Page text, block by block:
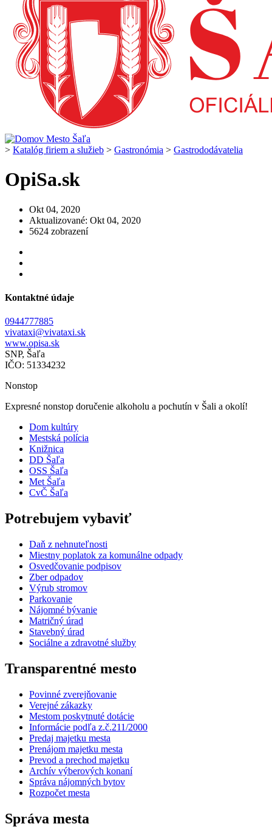
> Katalóg firiem a služieb > Gastronómia > Gastrododávatelia
OpiSa.sk
Okt 04, 2020
Aktualizované: Okt 04, 2020
5624 zobrazení
Kontaktné údaje
0944777885
vivataxi@vivataxi.sk
www.opisa.sk
SNP, Šaľa
IČO: 51334232
Nonstop
Expresné nonstop doručenie alkoholu a pochutín v Šali a okolí!
Dom kultúry
Mestská polícia
Knižnica
DD Šaľa
OSS Šaľa
Met Šaľa
CvČ Šaľa
Potrebujem vybaviť
Daň z nehnuteľnosti
Miestny poplatok za komunálne odpady
Osvedčovanie podpisov
Zber odpadov
Výrub stromov
Parkovanie
Nájomné bývanie
Matričný úrad
Stavebný úrad
Sociálne a zdravotné služby
Transparentné mesto
Povinné zverejňovanie
Verejné zákazky
Mestom poskytnuté dotácie
Informácie podľa z.č.211/2000
Predaj majetku mesta
Prenájom majetku mesta
Prevod a prechod majetku
Archív výberových konaní
Správa nájomných bytov
Rozpočet mesta
Správa mesta